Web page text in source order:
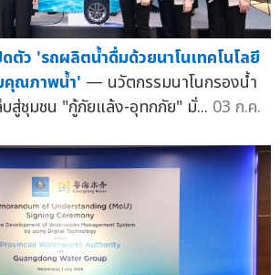
ว 'รถผลิตน้ำดื่มด้วยนาโนเทคโนโลยี
คุณภาพน้ำ' — นวัตกรรมนาโนกรองน้ำ
สู่ชุมชน "กู้ภัยแล้ง-อุทกภัย" มั่... 03 ก.ค.